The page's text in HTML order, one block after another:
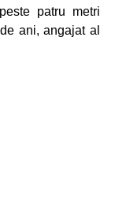
patru metri
ani, angajat al